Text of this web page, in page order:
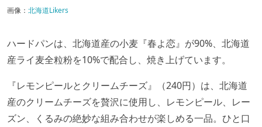
画像： 北海道Likers
ハードパンは、北海道産の小麦『春よ恋』が90%、北海道
産ライ麦全粒粉を10%で配合し、焼き上げています。
『レモンピールとクリームチーズ』（240円）は、北海道
産のクリームチーズを贅沢に使用し、レモンピール、レー
ズン、くるみの絶妙な組み合わせが楽しめる一品。ひと口